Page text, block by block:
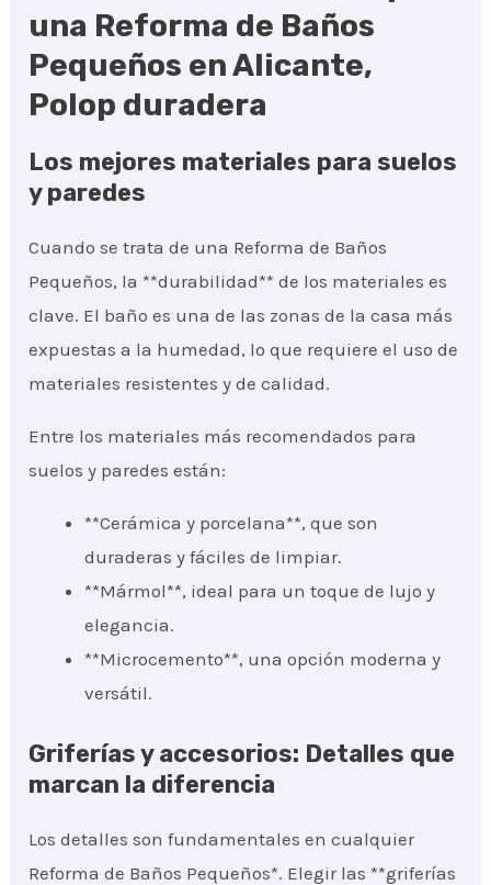
una Reforma de Baños
Pequeños en Alicante,
Polop duradera
Los mejores materiales para suelos
y paredes
Cuando se trata de una Reforma de Baños
Pequeños, la **durabilidad** de los materiales es
clave. El baño es una de las zonas de la casa más
expuestas a la humedad, lo que requiere el uso de
materiales resistentes y de calidad.
Entre los materiales más recomendados para
suelos y paredes están:
**Cerámica y porcelana**, que son
duraderas y fáciles de limpiar.
**Mármol**, ideal para un toque de lujo y
elegancia.
**Microcemento**, una opción moderna y
versátil.
Griferías y accesorios: Detalles que
marcan la diferencia
Los detalles son fundamentales en cualquier
Reforma de Baños Pequeños*. Elegir las **griferías